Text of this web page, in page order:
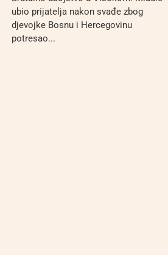
ubio prijatelja nakon svađe zbog
djevojke Bosnu i Hercegovinu
potresao...